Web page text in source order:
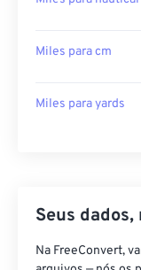
Miles para cm
Miles para yards
Seus
Na FreeConvert,